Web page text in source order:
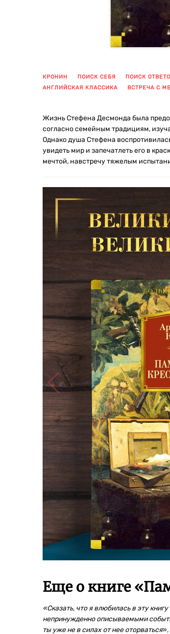
КРОНИН ПОИСК СЕБЯ ПОИСК
АНГЛИЙСКАЯ КЛАССИКА
ВСТРЕЧА С
Жизнь Стефена Десмонда была
согласно семейным традициям,
Однако душа Стефена
увидеть мир и запечатлеть его в
мечтой, навстречу тяжелым
Еще о книге «
«Сказать, что я влюбилась в эту
непринужденно описываемыми
ты уже не в силах от нее оторваться»,